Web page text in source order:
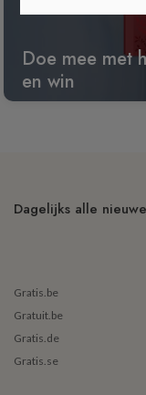
Doe mee met
en win
Dagelijks alle
Gratis.be
Gratuit.be
Gratis.de
Gratis.se